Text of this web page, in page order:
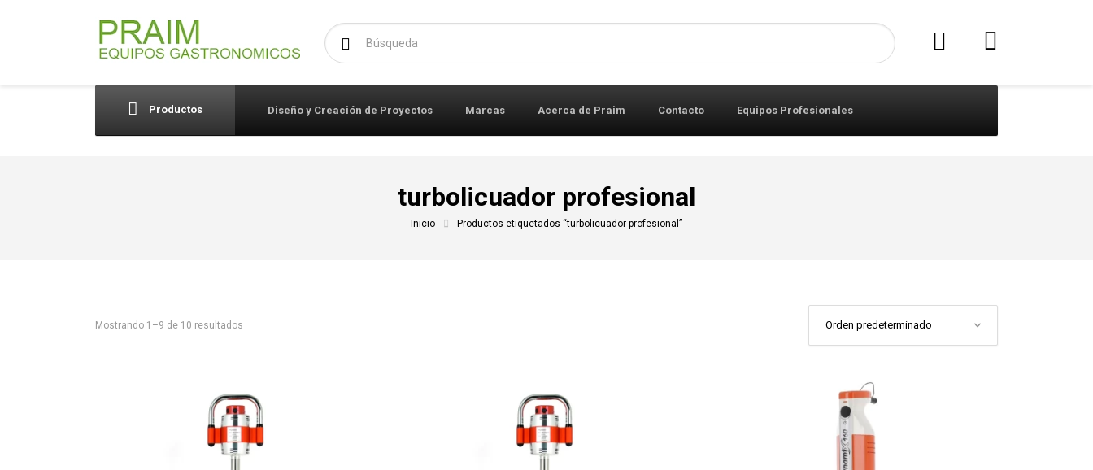
Buscar:
Productos Diseño y Creación de Proyectos Marcas Acerca de Praim Contacto Equipos Profesionales
turbolicuador profesional
Inicio Productos etiquetados “turbolicuador profesional”
Mostrando 1–9 de 10 resultados